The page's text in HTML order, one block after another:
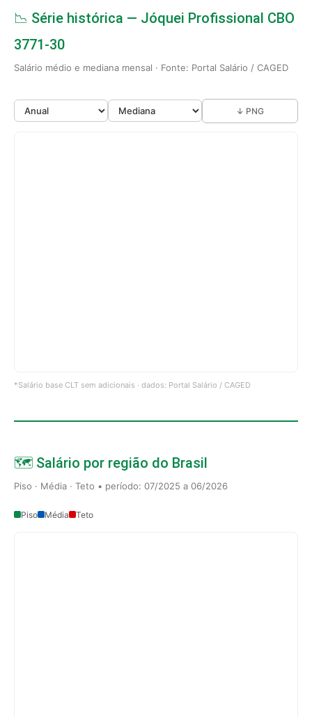
📉 Série histórica — Jóquei Profissional CBO
3771-30
Salário médio e mediana mensal · Fonte: Portal Salário / CAGED
↓ PNG
*Salário base CLT sem adicionais · dados: Portal Salário / CAGED
🗺️ Salário por região do Brasil
Piso · Média · Teto • período: 07/2025 a 06/2026
Piso Média Teto